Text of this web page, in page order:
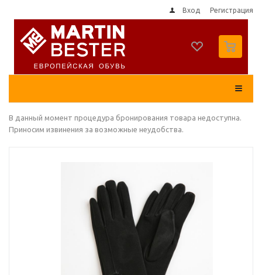
Вход Регистрация
В данный момент процедура бронирования товара недоступна.
Приносим извинения за возможные неудобства.